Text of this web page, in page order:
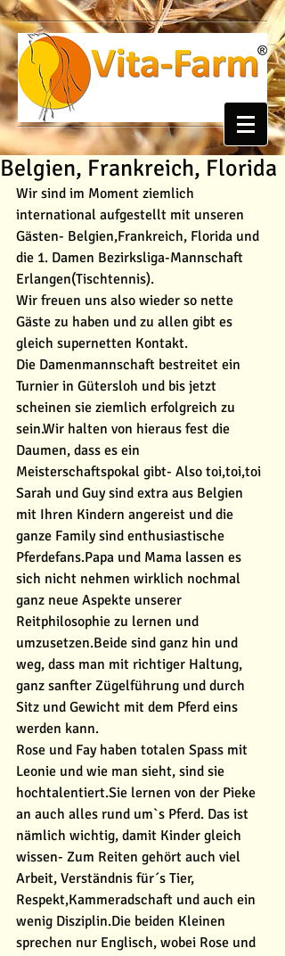
Belgien, Frankreich, Florida
Wir sind im Moment ziemlich
international aufgestellt mit unseren
Gästen- Belgien,Frankreich, Florida und
die 1. Damen Bezirksliga-Mannschaft
Erlangen(Tischtennis).
Wir freuen uns also wieder so nette
Gäste zu haben und zu allen gibt es
gleich supernetten Kontakt.
Die Damenmannschaft bestreitet ein
Turnier in Gütersloh und bis jetzt
scheinen sie ziemlich erfolgreich zu
sein.Wir halten von hieraus fest die
Daumen, dass es ein
Meisterschaftspokal gibt- Also toi,toi,toi
Sarah und Guy sind extra aus Belgien
mit Ihren Kindern angereist und die
ganze Family sind enthusiastische
Pferdefans.Papa und Mama lassen es
sich nicht nehmen wirklich nochmal
ganz neue Aspekte unserer
Reitphilosophie zu lernen und
umzusetzen.Beide sind ganz hin und
weg, dass man mit richtiger Haltung,
ganz sanfter Zügelführung und durch
Sitz und Gewicht mit dem Pferd eins
werden kann.
Rose und Fay haben totalen Spass mit
Leonie und wie man sieht, sind sie
hochtalentiert.Sie lernen von der Pieke
an auch alles rund um`s Pferd. Das ist
nämlich wichtig, damit Kinder gleich
wissen- Zum Reiten gehört auch viel
Arbeit, Verständnis für´s Tier,
Respekt,Kammeradschaft und auch ein
wenig Disziplin.Die beiden Kleinen
sprechen nur Englisch, wobei Rose und